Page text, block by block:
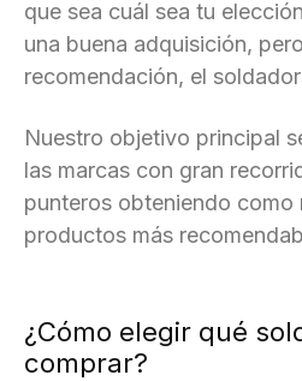
que sea cuál sea tu
una buena adquisición,
recomendación, el
Nuestro objetivo principal
las marcas con gran
punteros obteniendo como
productos más
¿Cómo elegir qué
comprar?